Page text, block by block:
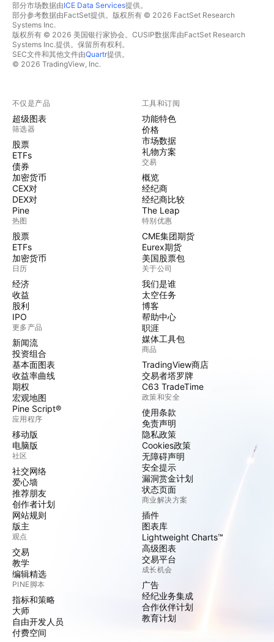
部分市场数据由ICE Data Services提供。
部分参考数据由FactSet提供。版权所有 © 2026 FactSet Research
Systems Inc.
版权所有 © 2026 美国银行家协会。CUSIP数据库由FactSet Research
Systems Inc.提供。保留所有权利。
SEC文件和其他文件由Quartr提供。
© 2026 TradingView, Inc.
不仅是产品
超级图表
筛选器
股票
ETFs
债券
加密货币
CEX对
DEX对
Pine
热图
股票
ETFs
加密货币
日历
经济
收益
股利
IPO
更多产品
新闻流
投资组合
基本面图表
收益率曲线
期权
宏观地图
Pine Script®
应用程序
移动版
电脑版
社区
社交网络
爱心墙
推荐朋友
创作者计划
网站规则
版主
观点
交易
教学
编辑精选
PINE脚本
指标和策略
大师
自由开发人员
付费空间
工具和订阅
功能特色
价格
市场数据
礼物方案
交易
概览
经纪商
经纪商比较
The Leap
特别优惠
CME集团期货
Eurex期货
美国股票包
关于公司
我们是谁
太空任务
博客
帮助中心
职涯
媒体工具包
商品
TradingView商店
交易者塔罗牌
C63 TradeTime
政策和安全
使用条款
免责声明
隐私政策
Cookies政策
无障碍声明
安全提示
漏洞赏金计划
状态页面
商业解决方案
插件
图表库
Lightweight Charts™
高级图表
交易平台
成长机会
广告
经纪业务集成
合作伙伴计划
教育计划